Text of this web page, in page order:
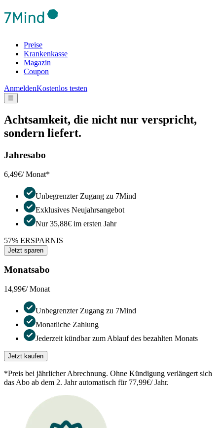
Preise
Krankenkasse
Magazin
Coupon
AnmeldenKostenlos testen
☰
Achtsamkeit, die nicht nur verspricht,
sondern liefert.
Jahresabo
6,49€/ Monat*
Unbegrenzter Zugang zu 7Mind
Exklusives Neujahrsangebot
Nur 35,88€ im ersten Jahr
57% ERSPARNIS
Jetzt sparen
Monatsabo
14,99€/ Monat
Unbegrenzter Zugang zu 7Mind
Monatliche Zahlung
Jederzeit kündbar zum Ablauf des bezahlten Monats
Jetzt kaufen
*Preis bei jährlicher Abrechnung. Ohne Kündigung verlängert sich
das Abo ab dem 2. Jahr automatisch für 77,99€/ Jahr.